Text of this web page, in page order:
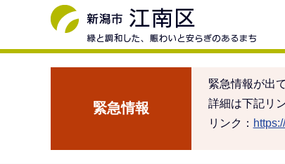
ペ
緊急情報
緊急情報が出
詳細は下記リ
リンク：